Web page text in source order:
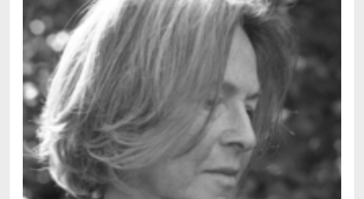
Abdolah, Kader
Abé, Kobo
Abedi, Isabel
Abele, Inga
Abgarjan, Narine
Abish, Walter
Aboulela, Leila
Abrahams, Peter (f. 1919)
Abrahams, Peter (f. 1947)
Abrahamson, Emmy
Abse, Dannie
Abu-Jaber, Diana